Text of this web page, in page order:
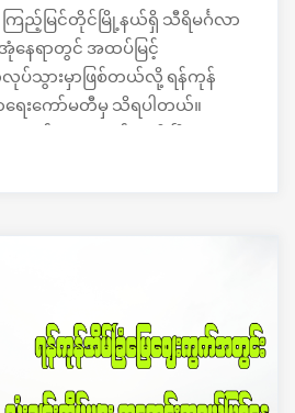
ကြည့်မြင်တိုင်မြို့နယ်ရှိ သီရိမင်္ဂလာ
နေရာတွင် အထပ်မြင့်
သွားမှာဖြစ်တယ်လို့ ရန်ကုန်
ေးကော်မတီမှ သိရပါတယ်။
ရက်နေ့တွင် နောက်ဆုံးထားပိတ်